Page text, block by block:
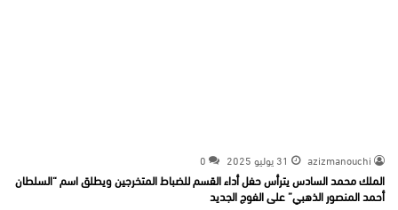
azizmanouchi 31 يوليو 2025 0
الملك محمد السادس يترأس حفل أداء القسم للضباط المتخرجين ويطلق اسم “السلطان
أحمد المنصور الذهبي” على الفوج الجديد